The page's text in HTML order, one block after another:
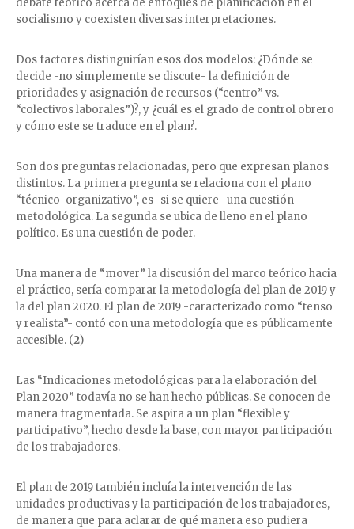
socialismo y coexisten diversas interpretaciones.
Dos factores distinguirían esos dos modelos: ¿Dónde se
decide -no simplemente se discute- la definición de
prioridades y asignación de recursos (“centro” vs.
“colectivos laborales”)?, y ¿cuál es el grado de control obrero
y cómo este se traduce en el plan?.
Son dos preguntas relacionadas, pero que expresan planos
distintos. La primera pregunta se relaciona con el plano
“técnico-organizativo”, es -si se quiere- una cuestión
metodológica. La segunda se ubica de lleno en el plano
político. Es una cuestión de poder.
Una manera de “mover” la discusión del marco teórico hacia
el práctico, sería comparar la metodología del plan de 2019 y
la del plan 2020. El plan de 2019 -caracterizado como “tenso
y realista”- contó con una metodología que es públicamente
accesible. (2)
Las “Indicaciones metodológicas para la elaboración del
Plan 2020” todavía no se han hecho públicas. Se conocen de
manera fragmentada. Se aspira a un plan “flexible y
participativo”, hecho desde la base, con mayor participación
de los trabajadores.
El plan de 2019 también incluía la intervención de las
unidades productivas y la participación de los trabajadores,
de manera que para aclarar de qué manera eso pudiera